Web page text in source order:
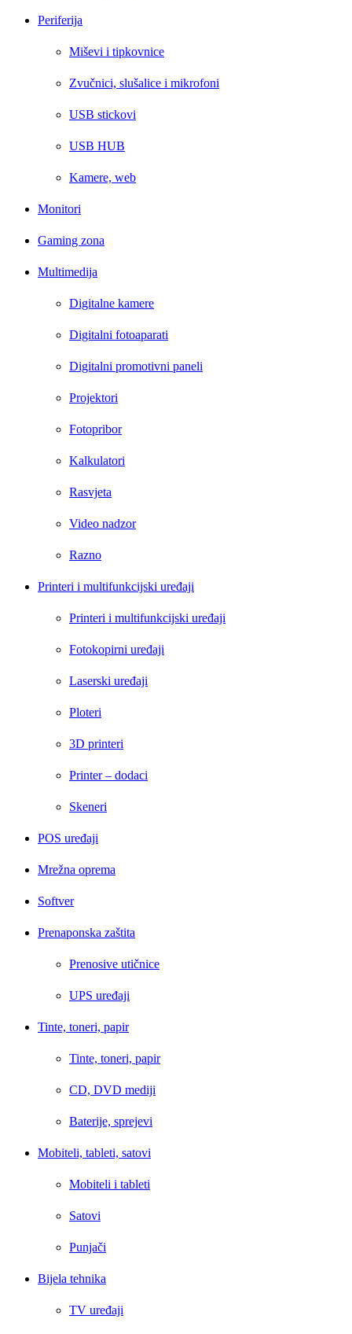
Periferija
Miševi i tipkovnice
Zvučnici, slušalice i mikrofoni
USB stickovi
USB HUB
Kamere, web
Monitori
Gaming zona
Multimedija
Digitalne kamere
Digitalni fotoaparati
Digitalni promotivni paneli
Projektori
Fotopribor
Kalkulatori
Rasvjeta
Video nadzor
Razno
Printeri i multifunkcijski uređaji
Printeri i multifunkcijski uređaji
Fotokopirni uređaji
Laserski uređaji
Ploteri
3D printeri
Printer – dodaci
Skeneri
POS uređaji
Mrežna oprema
Softver
Prenaponska zaštita
Prenosive utičnice
UPS uređaji
Tinte, toneri, papir
Tinte, toneri, papir
CD, DVD mediji
Baterije, sprejevi
Mobiteli, tableti, satovi
Mobiteli i tableti
Satovi
Punjači
Bijela tehnika
TV uređaji